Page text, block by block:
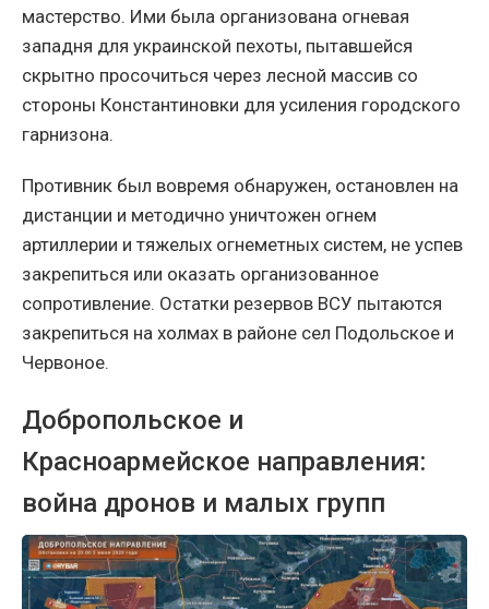
мастерство. Ими была организована огневая
западня для украинской пехоты, пытавшейся
скрытно просочиться через лесной массив со
стороны Константиновки для усиления городского
гарнизона.
Противник был вовремя обнаружен, остановлен на
дистанции и методично уничтожен огнем
артиллерии и тяжелых огнеметных систем, не успев
закрепиться или оказать организованное
сопротивление. Остатки резервов ВСУ пытаются
закрепиться на холмах в районе сел Подольское и
Червоное.
Добропольское и
Красноармейское направления:
война дронов и малых групп